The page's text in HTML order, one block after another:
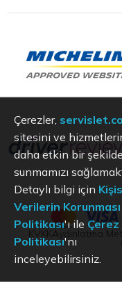
Aydınlatma
Çerezler,
sitesini ve
daha etkin bir şekilde
sunmamızı
Detaylı bilgi için
Verilerin Korunması
Politikası'ı ile Çerez
Politikası'nı
inceleyebilirsiniz.